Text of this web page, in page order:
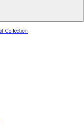
Collection